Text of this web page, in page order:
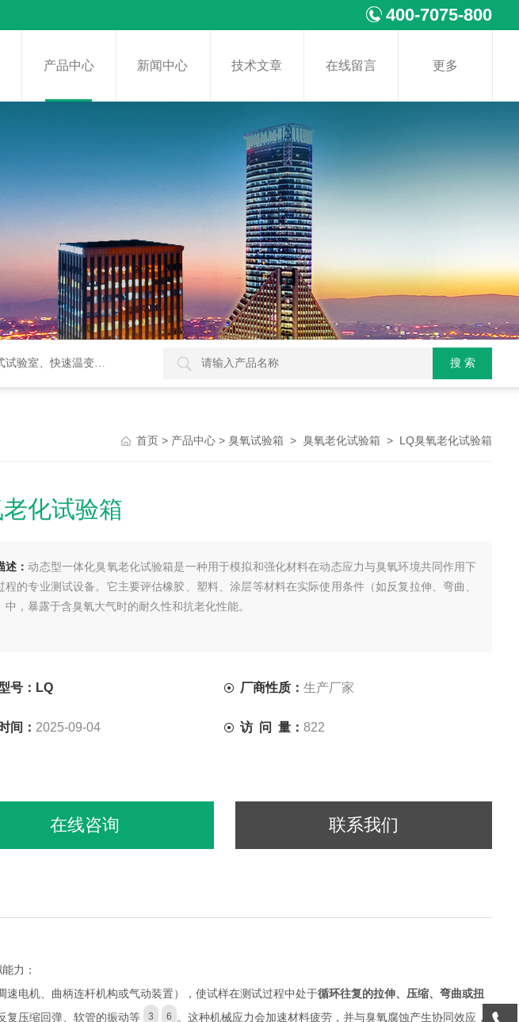
400-7075-800
产品中心 新闻中心 技术文章 在线留言 更多
箱、盐雾试验箱等等
首页 > 产品中心 >臭氧试验箱 >臭氧老化试验箱 > LQ臭氧老化试验箱
化试验箱
述：动态型一体化臭氧老化试验箱是一种用于模拟和强化材料在动态应力与臭氧环境共同作用下
程的专业测试设备。它主要评估橡胶、塑料、涂层等材料在实际使用条件（如反复拉伸、弯曲、
中，暴露于含臭氧大气时的耐久性和抗老化性能。
号：LQ 厂商性质：生产厂家
间： 2025-09-04 访 问 量：822
在线咨询 联系我们
力：
速电机、曲柄连杆机构或气动装置），使试样在测试过程中处于循环往复的拉伸、压缩、弯曲或扭
复压缩回弹、软管的振动等 3 6
。这种机械应力会加速材料疲劳，并与臭氧腐蚀产生协同效应，